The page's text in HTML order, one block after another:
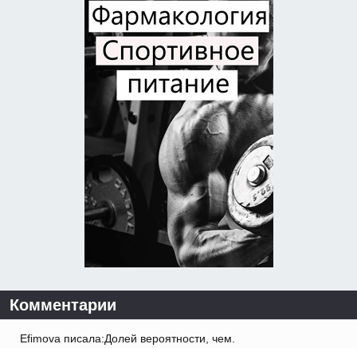
Комментарии
Efimova писала:Долей вероятности, чем.